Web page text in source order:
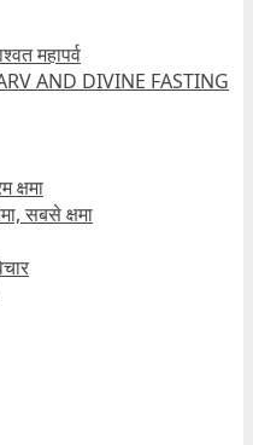
महापर्व
AND DIVINE FASTING
क्षमा
सबसे क्षमा